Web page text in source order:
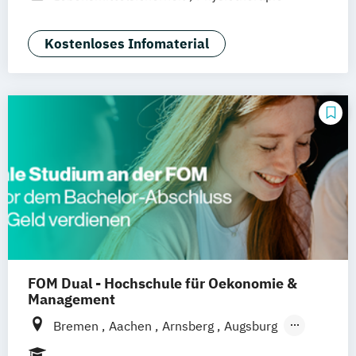
Hannover Dortmund Erfurt Stuttgart
Braunschweig
Kostenloses Infomaterial
FOM Dual - Hochschule für Oekonomie &
Management
Bremen Aachen Arnsberg
Augsburg